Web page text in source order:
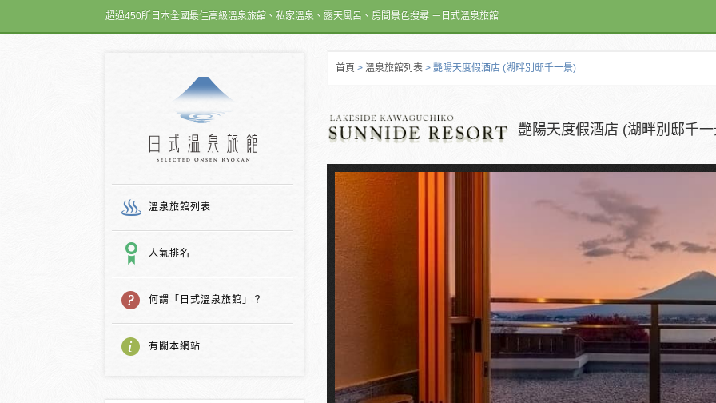
超過450所日本全國最佳高級溫泉旅館、私家溫泉、露天風呂、房間景色搜尋 －日式溫泉旅館
溫泉旅館列表
人氣排名
何謂「日式溫泉旅館」？
有關本網站
首頁 > 溫泉旅館列表 > 艷陽天度假酒店 (湖畔別邸千一景)
艷陽天度假酒店 (湖畔別邸千